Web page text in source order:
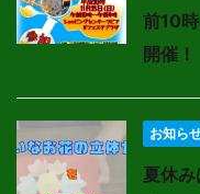
前10
開催！
お知ら
夏休